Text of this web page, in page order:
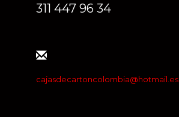
311 447 96 34
cajasdecartoncolombia@hotmail.es